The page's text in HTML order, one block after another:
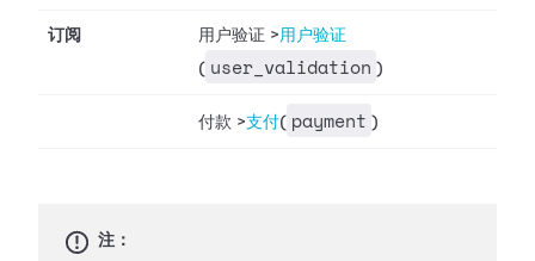
订阅 用户验证 >用户验证
( user_validation )
付款 >支付( payment )
注：